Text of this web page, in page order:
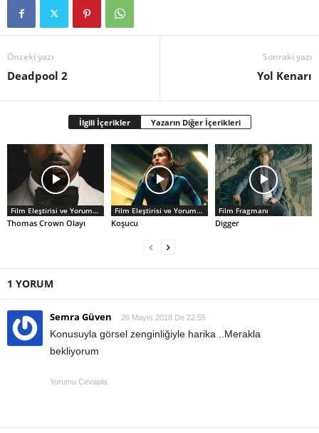
Önceki yazı
Deadpool 2
Sonraki yazı
Yol Kenarı
İlgili İçerikler Yazarın Diğer İçerikleri
Film Eleştirisi ve Yorumlar
Thomas Crown Olayı
Film Eleştirisi ve Yorumlar
Koşucu
Film Fragmanı
Digger
1 YORUM
Semra Güven 26 Mayıs 2018 De 22:55
Konusuyla görsel zenginliğiyle harika ..Merakla
bekliyorum
Yorumu Cevapla